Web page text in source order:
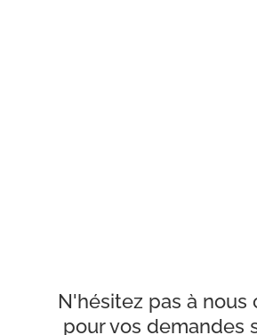
N'hésitez pas à nous
pour vos demandes